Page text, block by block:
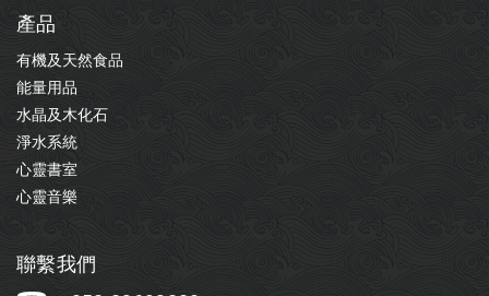
產品
有機及天然食品
能量用品
水晶及木化石
淨水系統
心靈書室
心靈音樂
聯繫我們